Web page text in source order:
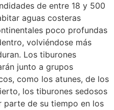
de entre 18 y 500
aguas costeras
poco profundas
volviéndose más
Los tiburones
junto a grupos
como los atunes, de los
los tiburones sedosos
parte de su tiempo en los